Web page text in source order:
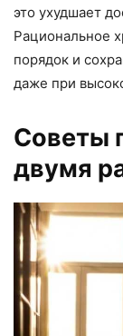
это ухудшает
Рациональное
порядок и
даже при
Советы
двумя